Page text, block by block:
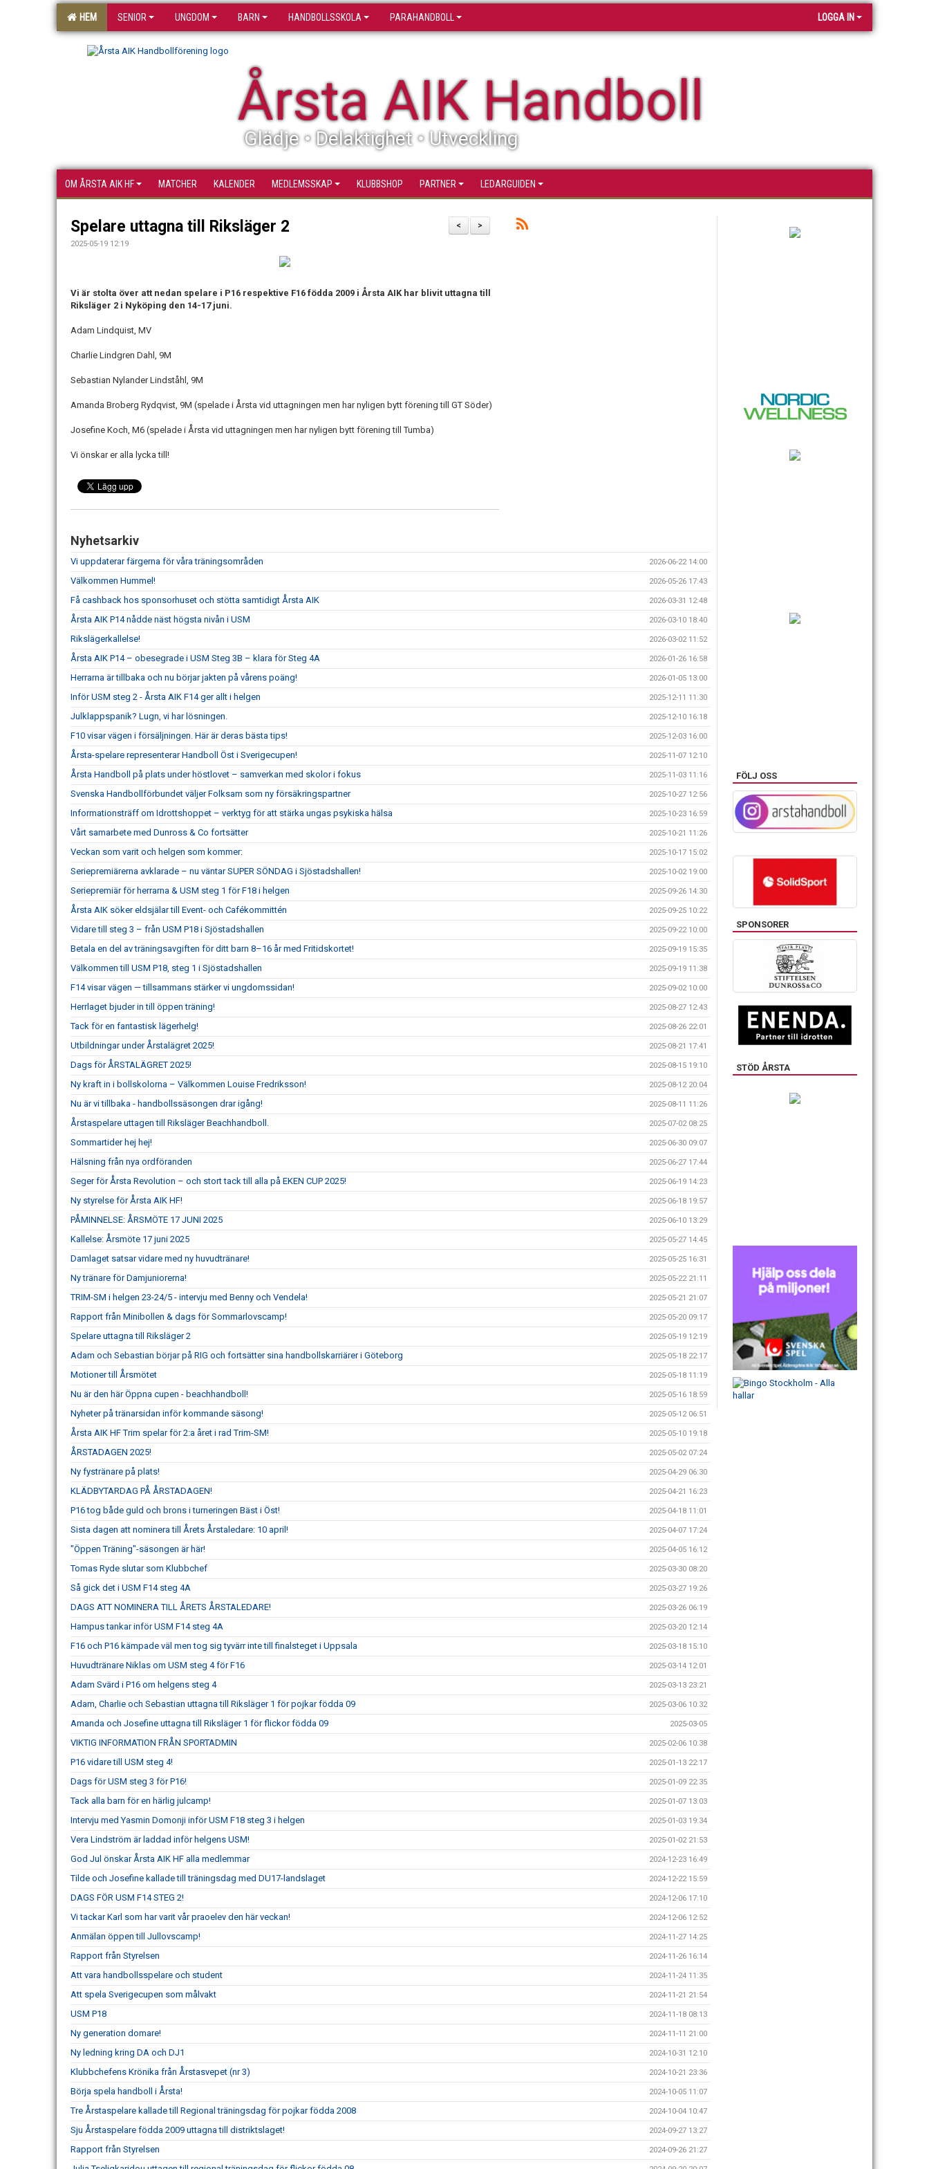
HEM SENIOR UNGDOM BARN HANDBOLLSSKOLA PARAHANDBOLL LOGGA IN
Årsta AIK Handboll
Glädje • Delaktighet • Utveckling
OM ÅRSTA AIK HF MATCHER KALENDER MEDLEMSSKAP KLUBBSHOP PARTNER LEDARGUIDEN
>
<
Spelare uttagna till Riksläger 2
2025-05-19 12:19
Vi är stolta över att nedan spelare i P16 respektive F16 födda 2009 i Årsta AIK har blivit uttagna till
Riksläger 2 i Nyköping den 14-17 juni.
Adam Lindquist, MV
Charlie Lindgren Dahl, 9M
Sebastian Nylander Lindståhl, 9M
Amanda Broberg Rydqvist, 9M (spelade i Årsta vid uttagningen men har nyligen bytt förening till GT Söder)
Josefine Koch, M6 (spelade i Årsta vid uttagningen men har nyligen bytt förening till Tumba)
Vi önskar er alla lycka till!
Nyhetsarkiv
Vi uppdaterar färgerna för våra träningsområden 2026-06-22 14:00
Välkommen Hummel! 2026-05-26 17:43
Få cashback hos sponsorhuset och stötta samtidigt Årsta AIK 2026-03-31 12:48
Årsta AIK P14 nådde näst högsta nivån i USM 2026-03-10 18:40
Rikslägerkallelse! 2026-03-02 11:52
Årsta AIK P14 – obesegrade i USM Steg 3B – klara för Steg 4A 2026-01-26 16:58
Herrarna är tillbaka och nu börjar jakten på vårens poäng! 2026-01-05 13:00
Inför USM steg 2 - Årsta AIK F14 ger allt i helgen 2025-12-11 11:30
Julklappspanik? Lugn, vi har lösningen. 2025-12-10 16:18
F10 visar vägen i försäljningen. Här är deras bästa tips! 2025-12-03 16:00
Årsta-spelare representerar Handboll Öst i Sverigecupen! 2025-11-07 12:10
Årsta Handboll på plats under höstlovet – samverkan med skolor i fokus 2025-11-03 11:16
Svenska Handbollförbundet väljer Folksam som ny försäkringspartner 2025-10-27 12:56
Informationsträff om Idrottshoppet – verktyg för att stärka ungas psykiska hälsa 2025-10-23 16:59
Vårt samarbete med Dunross & Co fortsätter 2025-10-21 11:26
Veckan som varit och helgen som kommer: 2025-10-17 15:02
Seriepremiärerna avklarade – nu väntar SUPER SÖNDAG i Sjöstadshallen! 2025-10-02 19:00
Seriepremiär för herrarna & USM steg 1 för F18 i helgen 2025-09-26 14:30
Årsta AIK söker eldsjälar till Event- och Cafékommittén 2025-09-25 10:22
Vidare till steg 3 – från USM P18 i Sjöstadshallen 2025-09-22 10:00
Betala en del av träningsavgiften för ditt barn 8–16 år med Fritidskortet! 2025-09-19 15:35
Välkommen till USM P18, steg 1 i Sjöstadshallen 2025-09-19 11:38
F14 visar vägen — tillsammans stärker vi ungdomssidan! 2025-09-02 10:00
Herrlaget bjuder in till öppen träning! 2025-08-27 12:43
Tack för en fantastisk lägerhelg! 2025-08-26 22:01
Utbildningar under Årstalägret 2025! 2025-08-21 17:41
Dags för ÅRSTALÄGRET 2025! 2025-08-15 19:10
Ny kraft in i bollskolorna – Välkommen Louise Fredriksson! 2025-08-12 20:04
Nu är vi tillbaka - handbollssäsongen drar igång! 2025-08-11 11:26
Årstaspelare uttagen till Riksläger Beachhandboll. 2025-07-02 08:25
Sommartider hej hej! 2025-06-30 09:07
Hälsning från nya ordföranden 2025-06-27 17:44
Seger för Årsta Revolution – och stort tack till alla på EKEN CUP 2025! 2025-06-19 14:23
Ny styrelse för Årsta AIK HF! 2025-06-18 19:57
PÅMINNELSE: ÅRSMÖTE 17 JUNI 2025 2025-06-10 13:29
Kallelse: Årsmöte 17 juni 2025 2025-05-27 14:45
Damlaget satsar vidare med ny huvudtränare! 2025-05-25 16:31
Ny tränare för Damjuniorerna! 2025-05-22 21:11
TRIM-SM i helgen 23-24/5 - intervju med Benny och Vendela! 2025-05-21 21:07
Rapport från Minibollen & dags för Sommarlovscamp! 2025-05-20 09:17
Spelare uttagna till Riksläger 2 2025-05-19 12:19
Adam och Sebastian börjar på RIG och fortsätter sina handbollskarriärer i Göteborg 2025-05-18 22:17
Motioner till Årsmötet 2025-05-18 11:19
Nu är den här Öppna cupen - beachhandboll! 2025-05-16 18:59
Nyheter på tränarsidan inför kommande säsong! 2025-05-12 06:51
Årsta AIK HF Trim spelar för 2:a året i rad Trim-SM! 2025-05-10 19:18
ÅRSTADAGEN 2025! 2025-05-02 07:24
Ny fystränare på plats! 2025-04-29 06:30
KLÄDBYTARDAG PÅ ÅRSTADAGEN! 2025-04-21 16:23
P16 tog både guld och brons i turneringen Bäst i Öst! 2025-04-18 11:01
Sista dagen att nominera till Årets Årstaledare: 10 april! 2025-04-07 17:24
"Öppen Träning"-säsongen är här! 2025-04-05 16:12
Tomas Ryde slutar som Klubbchef 2025-03-30 08:20
Så gick det i USM F14 steg 4A 2025-03-27 19:26
DAGS ATT NOMINERA TILL ÅRETS ÅRSTALEDARE! 2025-03-26 06:19
Hampus tankar inför USM F14 steg 4A 2025-03-20 12:14
F16 och P16 kämpade väl men tog sig tyvärr inte till finalsteget i Uppsala 2025-03-18 15:10
Huvudtränare Niklas om USM steg 4 för F16 2025-03-14 12:01
Adam Svärd i P16 om helgens steg 4 2025-03-13 23:21
Adam, Charlie och Sebastian uttagna till Riksläger 1 för pojkar födda 09 2025-03-06 10:32
Amanda och Josefine uttagna till Riksläger 1 för flickor födda 09 2025-03-05
VIKTIG INFORMATION FRÅN SPORTADMIN 2025-02-06 10:38
P16 vidare till USM steg 4! 2025-01-13 22:17
Dags för USM steg 3 för P16! 2025-01-09 22:35
Tack alla barn för en härlig julcamp! 2025-01-07 13:03
Intervju med Yasmin Domonji inför USM F18 steg 3 i helgen 2025-01-03 19:34
Vera Lindström är laddad inför helgens USM! 2025-01-02 21:53
God Jul önskar Årsta AIK HF alla medlemmar 2024-12-23 16:49
Tilde och Josefine kallade till träningsdag med DU17-landslaget 2024-12-22 15:59
DAGS FÖR USM F14 STEG 2! 2024-12-06 17:10
Vi tackar Karl som har varit vår praoelev den här veckan! 2024-12-06 12:52
Anmälan öppen till Jullovscamp! 2024-11-27 14:25
Rapport från Styrelsen 2024-11-26 16:14
Att vara handbollsspelare och student 2024-11-24 11:35
Att spela Sverigecupen som målvakt 2024-11-21 21:54
USM P18 2024-11-18 08:13
Ny generation domare! 2024-11-11 21:00
Ny ledning kring DA och DJ1 2024-10-31 12:10
Klubbchefens Krönika från Årstasvepet (nr 3) 2024-10-21 23:36
Börja spela handboll i Årsta! 2024-10-05 11:07
Tre Årstaspelare kallade till Regional träningsdag för pojkar födda 2008 2024-10-04 10:47
Sju Årstaspelare födda 2009 uttagna till distriktslaget! 2024-09-27 13:27
Rapport från Styrelsen 2024-09-26 21:27
FÖLJ OSS
SPONSORER
STÖD ÅRSTA